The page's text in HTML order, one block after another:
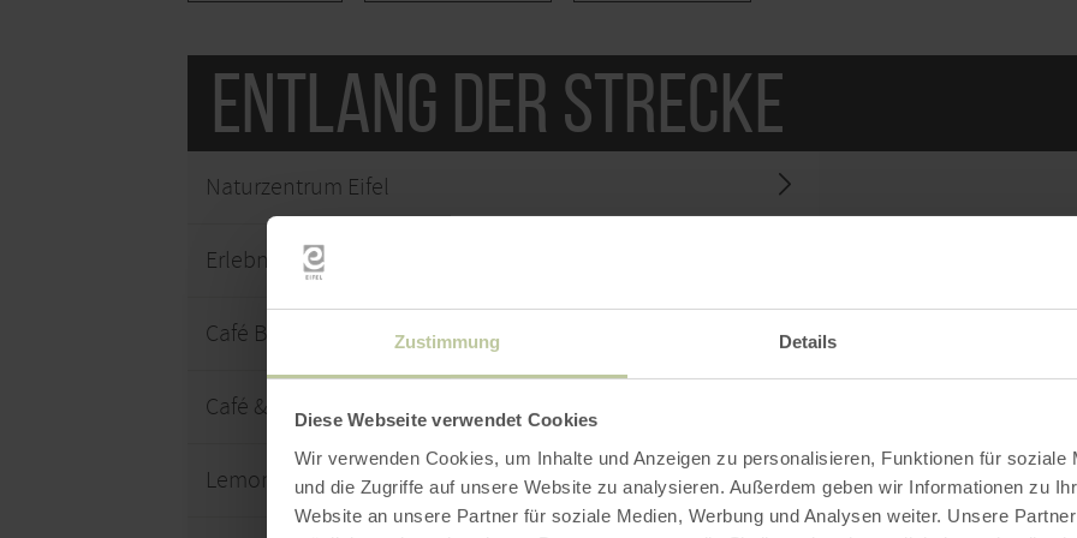
Zustimmung Details
Diese Webseite verwendet Cookies
Wir verwenden Cookies, um Inhalte und Anzeigen zu personalisieren, Funktionen für soziale
und die Zugriffe auf unsere Website zu analysieren. Außerdem geben wir Informationen zu
Website an unsere Partner für soziale Medien, Werbung und Analysen weiter. Unsere
Entlang der Strecke
Naturzentrum Eifel
Erlebnisraum Römerstraße - Infozentrum Naturzentrum Eifel
Café Bäckerei "Zur Römerquelle"
Café & Bar Marielle
Lemonpie Airstream-Foodtruck
Bitte